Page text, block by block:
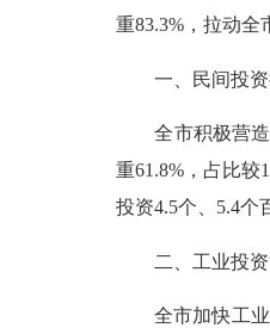
重83.3%，拉动全
一、民间投
全市积极营
重61.8%，占比较
投资4.5个、 5.4个
二、工业投
全市加快工